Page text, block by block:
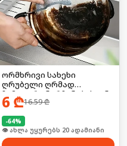
ორმხრივი სახეხი
ღრუბელი ღრმად
ჩამჯდარი ნარჩენებისგან
6 ₾16.59₾
-64%
🛒 ბოლო 24სთ-ში იყიდა 26-მა